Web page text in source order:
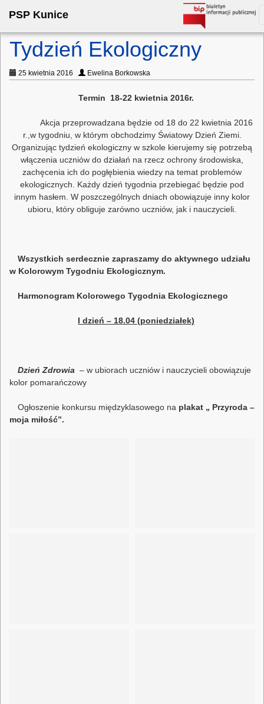
PSP Kunice
Tydzień Ekologiczny
25 kwietnia 2016 Ewelina Borkowska
Termin 18-22 kwietnia 2016r.
Akcja przeprowadzana będzie od 18 do 22 kwietnia 2016
r.,w tygodniu, w którym obchodzimy Światowy Dzień Ziemi.
Organizując tydzień ekologiczny w szkole kierujemy się potrzebą
włączenia uczniów do działań na rzecz ochrony środowiska,
zachęcenia ich do pogłębienia wiedzy na temat problemów
ekologicznych. Każdy dzień tygodnia przebiegać będzie pod
innym hasłem. W poszczególnych dniach obowiązuje inny kolor
ubioru, który obliguje zarówno uczniów, jak i nauczycieli.
Wszystkich serdecznie zapraszamy do aktywnego udziału
w Kolorowym Tygodniu Ekologicznym.
Harmonogram Kolorowego Tygodnia Ekologicznego
I dzień – 18.04 (poniedziałek)
Dzień Zdrowia – w ubiorach uczniów i nauczycieli obowiązuje
kolor pomarańczowy
Ogłoszenie konkursu międzyklasowego na plakat „ Przyroda –
moja miłość”.